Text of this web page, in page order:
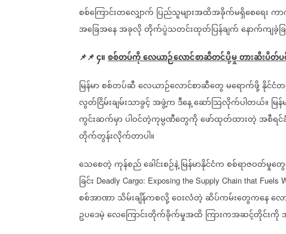
စစ်ကြောင်းတလျှောက် ပြည်သူများအထိအခိုက်မရှိစေရေးကာ
အခြေအနေအခုလိုတိုက်ပွဲသတင်းထုတ်ပြန်ချက်နောက်ကျခဲ့ခ
📌📌၄။စစ်တပ်ကိုလေယာဉ်လောင်စာဆီတင်ပို့မှုတားဆီးပိတ်
မြန်မာစစ်တပ်ဆီလေယာဉ်လောင်စာဆီတွေမရောက်ဖို့နိုင်ငံ
လွတ်ငြိမ်းချမ်းသာခွင့်အဖွဲ့ကဒီနေ့ဆော်သြလိုက်ပါတယ်။ မြ
ကွင်းဆက်မှာပါဝင်တဲ့ကုမ္ပဏီတွေကိုဖော်ထုတ်ထားတဲ့အစီရင်
တိုက်တွန်းလိုက်တာပါ။
သေစေတဲ့ကုန်စည်ခေါင်းစဉ်နဲ့မြန်မာနိုင်ငံကစစ်ရာဇဝတ်မှုတွ
ခြင်း Deadly Cargo: Exposing the Supply Chain that Fuels
စစ်အာဏာသိမ်းချိန်ကစလို့ဝေးလံတဲ့ဆိပ်ကမ်းတွေကနေလေ
ဥပဒေမဲ့လေကြောင်းတိုက်ခိုက်မှုအထိ ကြားကအဆင့်တိုင်းကို